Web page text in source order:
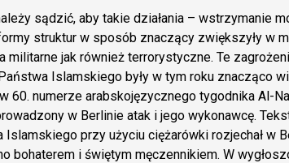
sądzić, aby takie działania – wstrzymanie
struktur w sposób znaczący zwiększyły w
militarne jak również terrorystyczne. Te
Islamskiego były w tym roku znacząco
60. numerze arabskojęzycznego tygodnika Al-
w Berlinie atak i jego wykonawcę.
Islamskiego przy użyciu ciężarówki rozjechał w
bohaterem i świętym męczennikiem. W